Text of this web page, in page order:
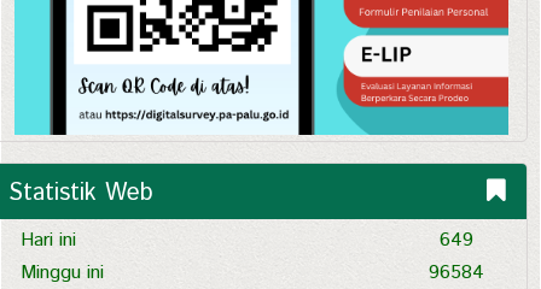
Statistik Web
Hari ini
Minggu ini
649
96584